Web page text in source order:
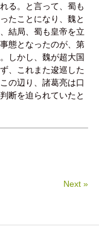
る。と言って、蜀も
たことになり、魏と
結局、蜀も皇帝を立
態となったのが、第
しかし、魏が超大国
、これまた逡巡した
の辺り、諸葛亮は口
断を迫られていたと
Next »